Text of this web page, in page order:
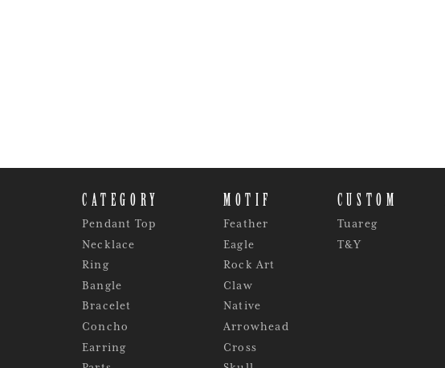
CATEGORY
Pendant Top
Necklace
Ring
Bangle
Bracelet
Concho
Earring
MOTIF
Feather
Eagle
Rock Art
Claw
Native
Arrowhead
Cross
CUSTOM
Tuareg
T&Y